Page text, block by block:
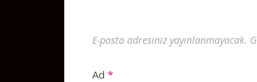
E-posta adresiniz yayınlanmayacak.
Ad *